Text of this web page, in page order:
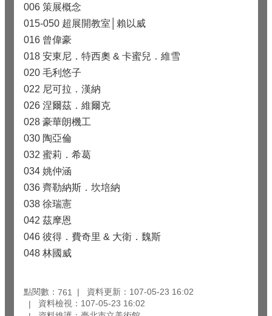
006 策展概念
015-050 超展開教室│賴以威
016 曾偉豪
018 安東尼．特西奧 & 卡蜜兒．維雪
020 毛利悠子
022 尼可拉．漢納
026 涅爾茲．維爾克
028 豪華朗機工
030 陶亞倫
032 蜜莉．希葛
034 姚仲涵
036 齊勒納斯．坎培納
038 徐瑞憲
042 茲摩恩
046 彼得．費奇里 & 大衛．魏斯
048 林國威
點閱數： 761
資料更新：107-05-23 16:02
資料檢視：107-05-23 16:02